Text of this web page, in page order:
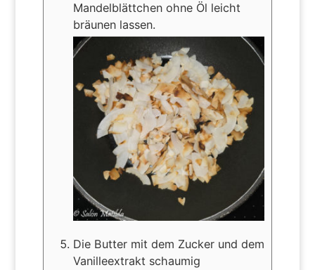
Mandelblättchen ohne Öl leicht
bräunen lassen.
Die Butter mit dem Zucker und dem
Vanilleextrakt schaumig